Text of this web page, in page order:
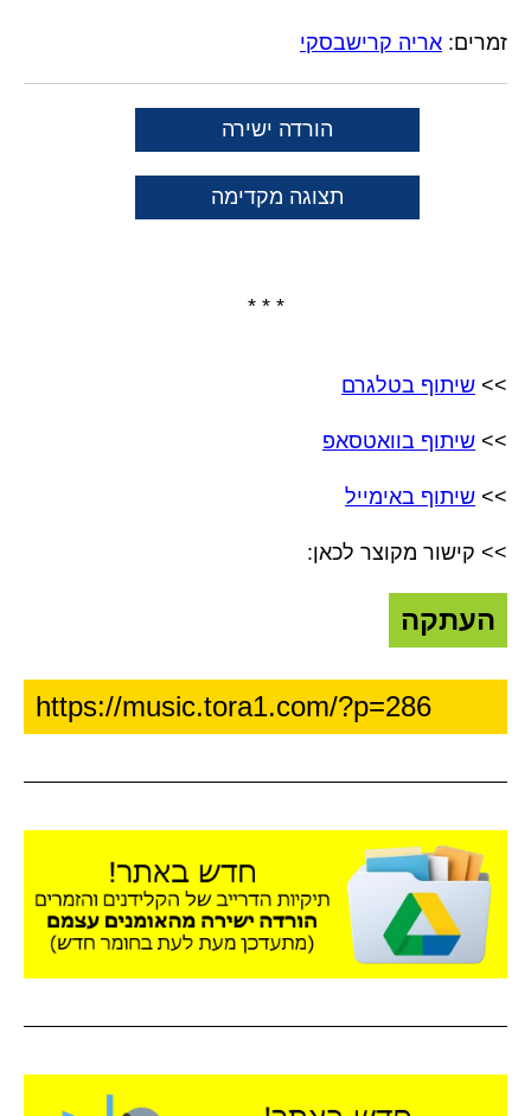
זמרים: אריה קרישבסקי
הורדה ישירה
תצוגה מקדימה
* * *
>> שיתוף בטלגרם
>> שיתוף בוואטסאפ
>> שיתוף באימייל
>> קישור מקוצר לכאן:
העתקה